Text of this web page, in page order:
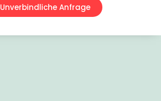
Unverbindliche Anfrage